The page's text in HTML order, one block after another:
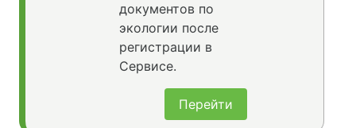
документов по
экологии после
регистрации в
Сервисе.
Перейти